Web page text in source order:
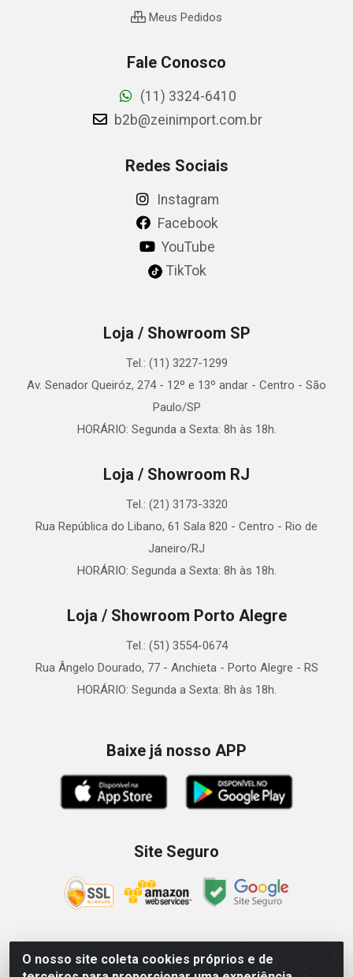
O nosso site coleta cookies próprios e de
Meus Pedidos
Fale Conosco
(11) 3324-6410
b2b@zeinimport.com.br
Redes Sociais
Instagram
Facebook
YouTube
TikTok
Loja / Showroom SP
Tel.: (11) 3227-1299
Av. Senador Queiróz, 274 - 12º e 13º andar - Centro - São
Paulo/SP
HORÁRIO: Segunda a Sexta: 8h às 18h.
Loja / Showroom RJ
Tel.: (21) 3173-3320
Rua República do Libano, 61 Sala 820 - Centro - Rio de
Janeiro/RJ
HORÁRIO: Segunda a Sexta: 8h às 18h.
Loja / Showroom Porto Alegre
Tel.: (51) 3554-0674
Rua Ângelo Dourado, 77 - Anchieta - Porto Alegre - RS
HORÁRIO: Segunda a Sexta: 8h às 18h.
Baixe já nosso APP
Site Seguro
Zein Importação e Comércio LTDA - Av. Senador Queiróz, 274